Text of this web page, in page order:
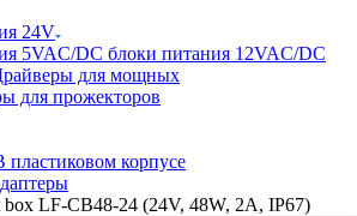
24V
5VAC/DC блоки питания 12VAC/DC
для мощных
для прожекторов
пластиковом корпусе
LF-CB48-24 (24V, 48W, 2A, IP67)